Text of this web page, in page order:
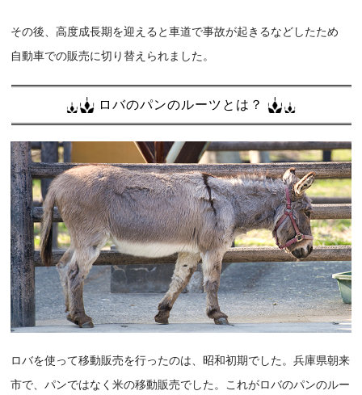
その後、高度成長期を迎えると車道で事故が起きるなどしたため
自動車での販売に切り替えられました。
ロバのパンのルーツとは？
ロバを使って移動販売を行ったのは、昭和初期でした。兵庫県朝来
市で、パンではなく米の移動販売でした。これがロバのパンのルー